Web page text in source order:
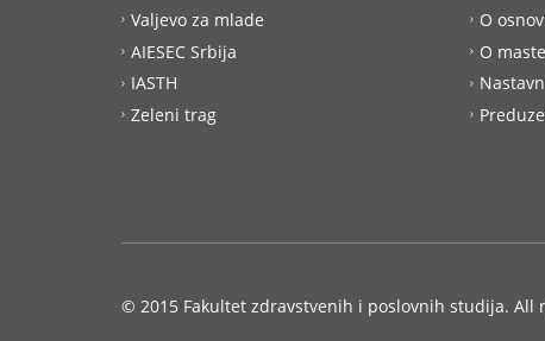
Valjevo za mlade
AIESEC Srbija
IASTH
Zeleni trag
O
O
© 2015 Fakultet zdravstvenih i poslovnih studija. All